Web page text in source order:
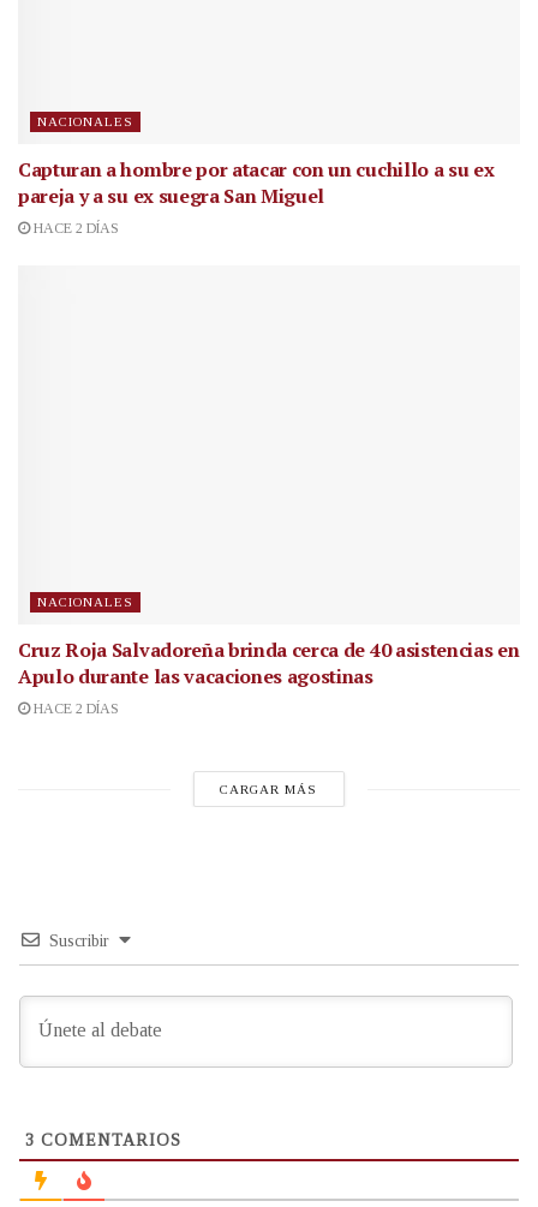
NACIONALES
Capturan a hombre por atacar con un cuchillo a su ex
pareja y a su ex suegra San Miguel
HACE 2 DÍAS
NACIONALES
Cruz Roja Salvadoreña brinda cerca de 40 asistencias en
Apulo durante las vacaciones agostinas
HACE 2 DÍAS
CARGAR MÁS
Suscribir
3 COMENTARIOS